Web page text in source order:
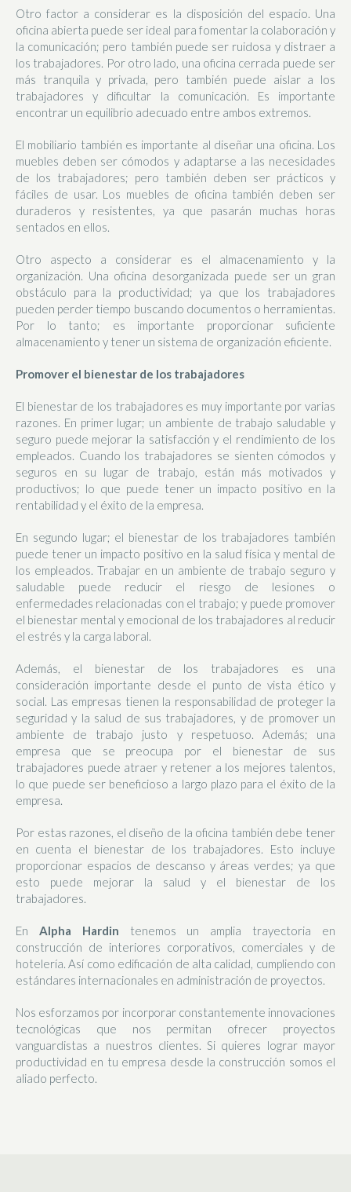
Otro factor a considerar es la disposición del espacio. Una
oficina abierta puede ser ideal para fomentar la colaboración y
la comunicación; pero también puede ser ruidosa y distraer a
los trabajadores. Por otro lado, una oficina cerrada puede ser
más tranquila y privada, pero también puede aislar a los
trabajadores y dificultar la comunicación. Es importante
encontrar un equilibrio adecuado entre ambos extremos.
El mobiliario también es importante al diseñar una oficina. Los
muebles deben ser cómodos y adaptarse a las necesidades
de los trabajadores; pero también deben ser prácticos y
fáciles de usar. Los muebles de oficina también deben ser
duraderos y resistentes, ya que pasarán muchas horas
sentados en ellos.
Otro aspecto a considerar es el almacenamiento y la
organización. Una oficina desorganizada puede ser un gran
obstáculo para la productividad; ya que los trabajadores
pueden perder tiempo buscando documentos o herramientas.
Por lo tanto; es importante proporcionar suficiente
almacenamiento y tener un sistema de organización eficiente.
Promover el bienestar de los trabajadores
El bienestar de los trabajadores es muy importante por varias
razones. En primer lugar; un ambiente de trabajo saludable y
seguro puede mejorar la satisfacción y el rendimiento de los
empleados. Cuando los trabajadores se sienten cómodos y
seguros en su lugar de trabajo, están más motivados y
productivos; lo que puede tener un impacto positivo en la
rentabilidad y el éxito de la empresa.
En segundo lugar; el bienestar de los trabajadores también
puede tener un impacto positivo en la salud física y mental de
los empleados. Trabajar en un ambiente de trabajo seguro y
saludable puede reducir el riesgo de lesiones o
enfermedades relacionadas con el trabajo; y puede promover
el bienestar mental y emocional de los trabajadores al reducir
el estrés y la carga laboral.
Además, el bienestar de los trabajadores es una
consideración importante desde el punto de vista ético y
social. Las empresas tienen la responsabilidad de proteger la
seguridad y la salud de sus trabajadores, y de promover un
ambiente de trabajo justo y respetuoso. Además; una
empresa que se preocupa por el bienestar de sus
trabajadores puede atraer y retener a los mejores talentos,
lo que puede ser beneficioso a largo plazo para el éxito de la
empresa.
Por estas razones, el diseño de la oficina también debe tener
en cuenta el bienestar de los trabajadores. Esto incluye
proporcionar espacios de descanso y áreas verdes; ya que
esto puede mejorar la salud y el bienestar de los
trabajadores.
En Alpha Hardin tenemos un amplia trayectoria en
construcción de interiores corporativos, comerciales y de
hotelería. Así como edificación de alta calidad, cumpliendo con
estándares internacionales en administración de proyectos.
Nos esforzamos por incorporar constantemente innovaciones
tecnológicas que nos permitan ofrecer proyectos
vanguardistas a nuestros clientes. Si quieres lograr mayor
productividad en tu empresa desde la construcción somos el
aliado perfecto.